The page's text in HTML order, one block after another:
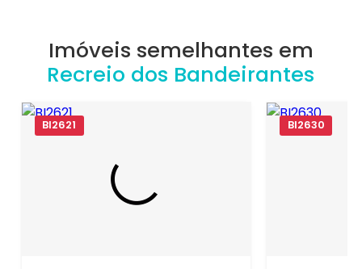
Imóveis semelhantes em
Recreio dos Bandeirantes
BI2621 BI2630